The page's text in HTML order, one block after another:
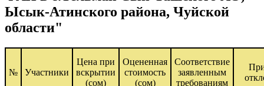
Ысык-Атинского района, Чуйской
области"
№ Участники
Цена при
вскрытии
(сом)
Оцененная
стоимость
(сом)
Соответствие
заявленным
требованиям